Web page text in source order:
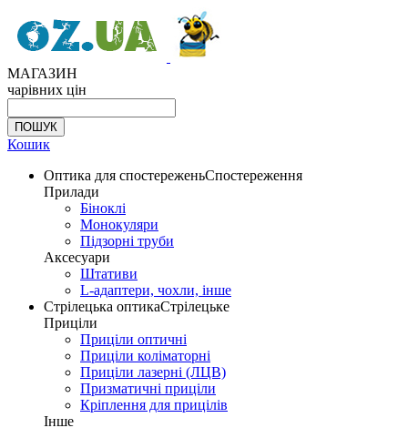
МАГАЗИН
чарівних цін
Кошик
Оптика для спостереженьСпостереження
Прилади
Біноклі
Монокуляри
Підзорні труби
Аксесуари
Штативи
L-адаптери, чохли, інше
Стрілецька оптикаСтрілецьке
Приціли
Приціли оптичні
Приціли коліматорні
Приціли лазерні (ЛЦВ)
Призматичні приціли
Кріплення для прицілів
Інше